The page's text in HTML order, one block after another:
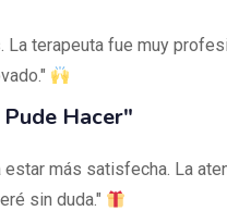
La terapeuta fue muy
Hacer"
más satisfecha. La
sin duda."